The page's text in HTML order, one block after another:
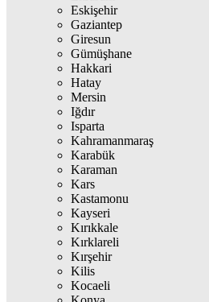
Eskişehir
Gaziantep
Giresun
Gümüşhane
Hakkari
Hatay
Mersin
Iğdır
Isparta
Kahramanmaraş
Karabük
Karaman
Kars
Kastamonu
Kayseri
Kırıkkale
Kırklareli
Kırşehir
Kilis
Kocaeli